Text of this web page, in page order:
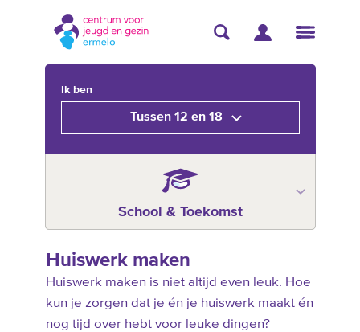
Ik ben
Tussen 12 en 18
School & Toekomst
Huiswerk maken
Huiswerk maken is niet altijd even leuk. Hoe
kun je zorgen dat je én je huiswerk maakt én
nog tijd over hebt voor leuke dingen?